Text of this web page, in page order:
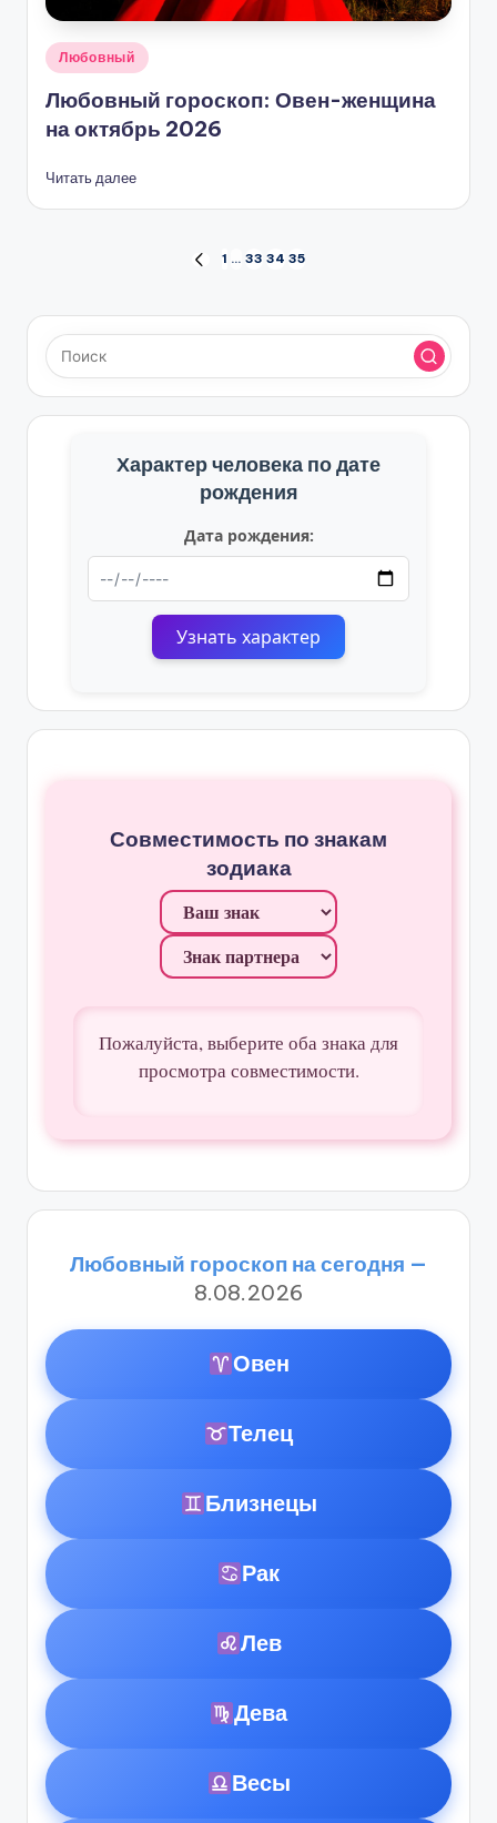
Опубликовано
Любовный
Любовный гороскоп: Овен-женщина
на октябрь 2026
Читать далее
Пагинация
записей
ПРЕД.
1 … 33 34 35
Характер человека по дате
рождения
Дата рождения:
Узнать характер
Совместимость по знакам
зодиака
Пожалуйста, выберите оба знака для
просмотра совместимости.
Любовный гороскоп на сегодня —
8.08.2026
Овен
Телец
Близнецы
Рак
Лев
Дева
Весы